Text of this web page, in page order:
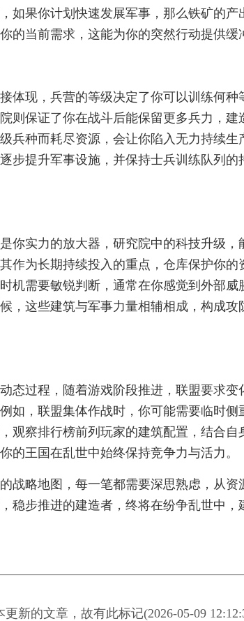
如果你计划快速发展军事，那么铁矿的产
的当前需求，这能为你的突然行动提供缓
体现，兵营的等级决定了你可以训练何种
则保证了你在战斗后能保留更多兵力，建
兵种而耗尽资源，会让你陷入无力持续生
步提升军事设施，并保持士兵训练队列的
你实力的放大器，研究院中的科技升级，
作为长期持续投入的重点，仓库保护你的
机需要敏锐判断，通常在你感觉到外部威
，这些建筑与军事力量相辅相成，构成攻
态过程，随着游戏阶段推进，联盟要求变
如，联盟集体作战时，你可能需要临时侧
观察排行榜前列玩家的建筑配置，结合自
的王国在乱世中始终保持竞争力与活力。
战略地图，每一笔都需要深思熟虑，从资
稳步推进的建造者，终将在纷争乱世中，
更新的文章，故有此标记(2026-05-09